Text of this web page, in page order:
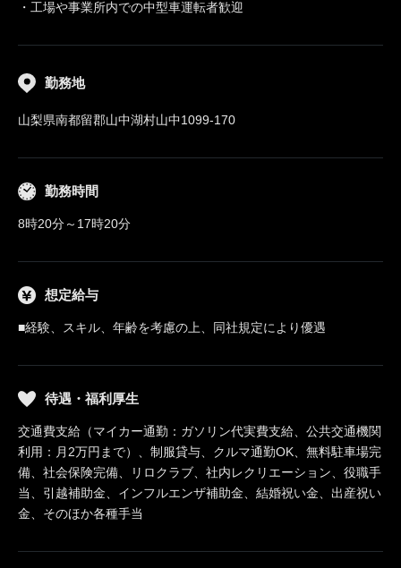
・工場や事業所内での中型車運転者歓迎
勤務地
山梨県南都留郡山中湖村山中1099-170
勤務時間
8時20分～17時20分
想定給与
■経験、スキル、年齢を考慮の上、同社規定により優遇
待遇・福利厚生
交通費支給（マイカー通勤：ガソリン代実費支給、公共交通機関
利用：月2万円まで）、制服貸与、クルマ通勤OK、無料駐車場完
備、社会保険完備、リロクラブ、社内レクリエーション、役職手
当、引越補助金、インフルエンザ補助金、結婚祝い金、出産祝い
金、そのほか各種手当